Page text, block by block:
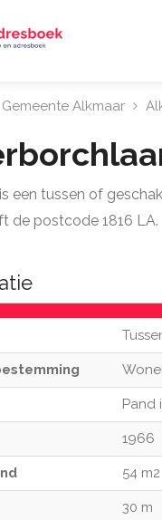
Gemeente Alkmaar
is een tussen of
de postcode 1816 LA.
Pand
1966
54 m2
30 m